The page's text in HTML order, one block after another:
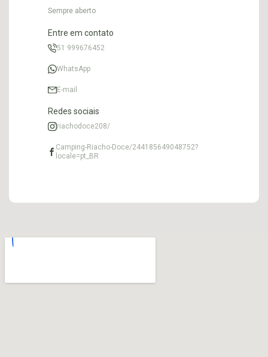
Sempre aberto
Entre em contato
51 999676452
WhatsApp
E-mail
Redes sociais
riachodoce208/
Camping-Riacho-Doce/244185649048752?
locale=pt_BR